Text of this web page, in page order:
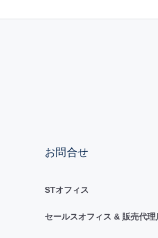
お問合せ
STオフィス
セールスオフィス & 販売代理